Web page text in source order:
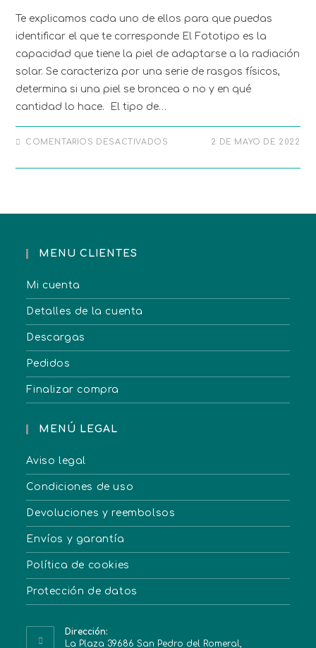
Te explicamos cada uno de ellos para que puedas
identificar el que te corresponde El Fototipo es la
capacidad que tiene la piel de adaptarse a la radiación
solar. Se caracteriza por una serie de rasgos físicos,
determina si una piel se broncea o no y en qué
cantidad lo hace. El tipo de…
COMENTARIOS DESACTIVADOS 2 DE MAYO DE 2022
MENU CLIENTES
Mi cuenta
Detalles de la cuenta
Descargas
Pedidos
Finalizar compra
MENÚ LEGAL
Aviso legal
Condiciones de uso
Devoluciones y reembolsos
Envíos y garantía
Política de cookies
Protección de datos
Dirección:
La Plaza 39686 San Pedro del Romeral,